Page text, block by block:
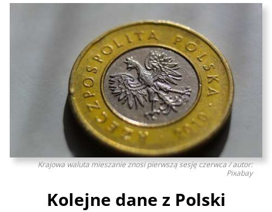
Krajowa waluta mieszanie znosi pierwszą sesję czerwca / autor:
Pixabay
Kolejne dane z Polski